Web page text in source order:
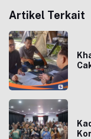
Artikel Terkait